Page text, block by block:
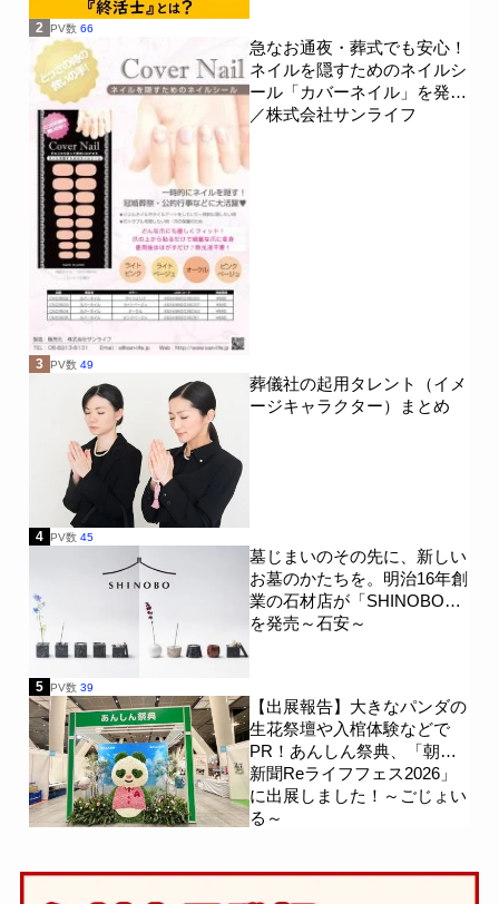
2 PV数 66
急なお通夜・葬式でも安心！
ネイルを隠すためのネイルシ
ール「カバーネイル」を発売
／株式会社サンライフ
3 PV数 49
葬儀社の起用タレント（イメ
ージキャラクター）まとめ
4 PV数 45
墓じまいのその先に、新しい
お墓のかたちを。明治16年創
業の石材店が「SHINOBO」
を発売～石安～
5 PV数 39
【出展報告】大きなパンダの
生花祭壇や入棺体験などで
PR！あんしん祭典、「朝日
新聞Reライフフェス2026」
に出展しました！～ごじょい
る～